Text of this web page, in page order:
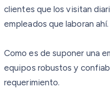
clientes que los visitan
empleados que laboran ahí.
Como es de suponer una
equipos robustos y
requerimiento.